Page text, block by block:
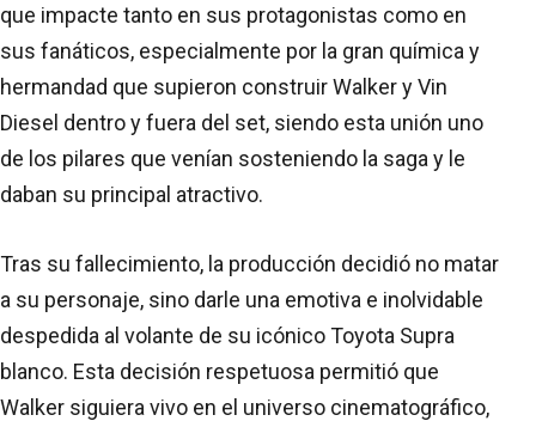
que impacte tanto en sus protagonistas como en
sus fanáticos, especialmente por la gran química y
hermandad que supieron construir Walker y Vin
Diesel dentro y fuera del set, siendo esta unión uno
de los pilares que venían sosteniendo la saga y le
daban su principal atractivo.
Tras su fallecimiento, la producción decidió no matar
a su personaje, sino darle una emotiva e inolvidable
despedida al volante de su icónico Toyota Supra
blanco. Esta decisión respetuosa permitió que
Walker siguiera vivo en el universo cinematográfico,